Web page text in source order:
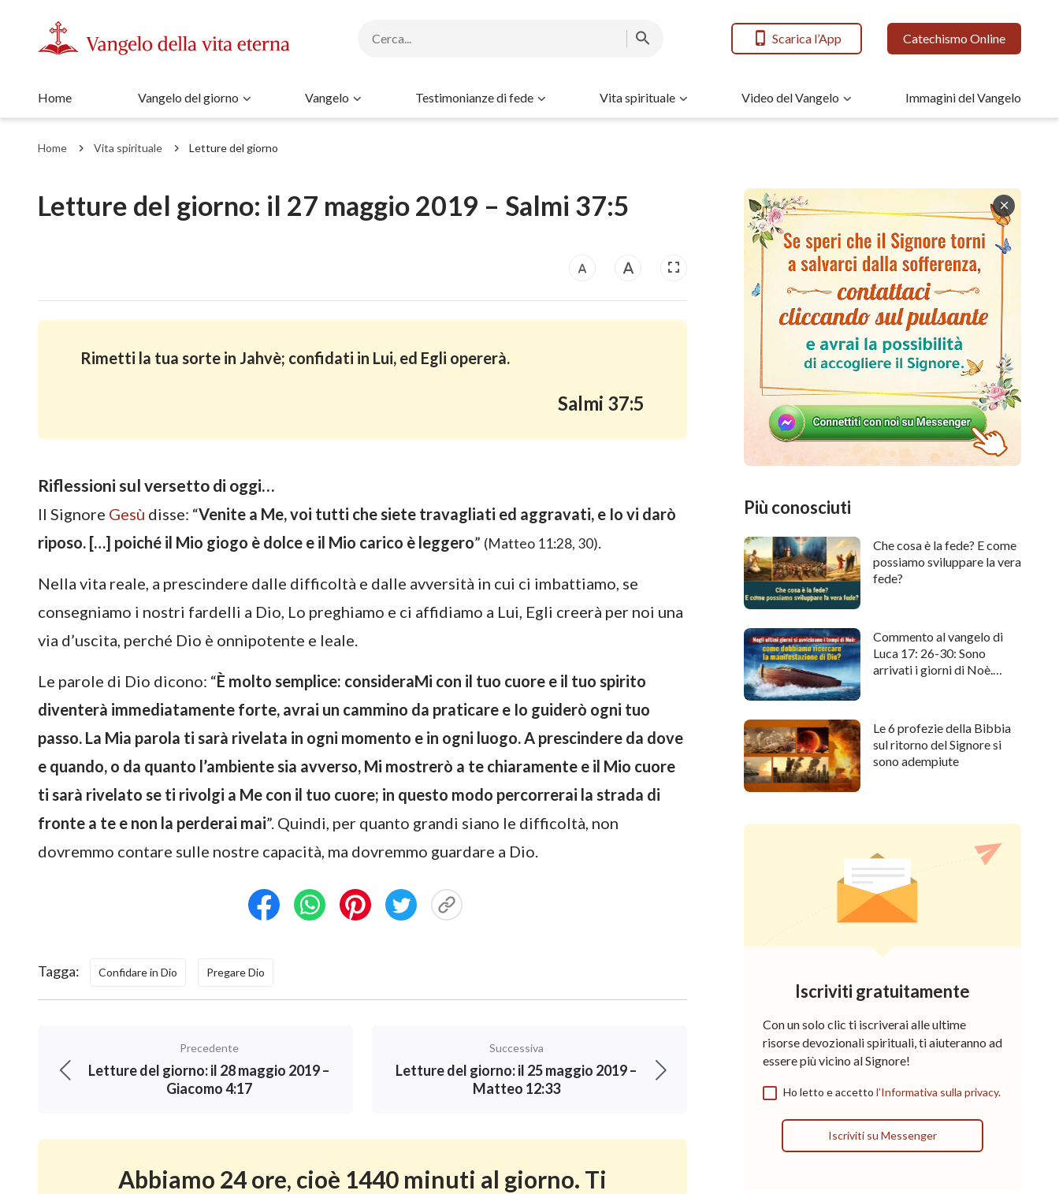
Scarica l’App Catechismo Online
Home Vangelo del giorno Vangelo Testimonianze di fede Vita spirituale Video del Vangelo Immagini del Vangelo
Home Vita spirituale Letture del giorno
Letture del giorno: il 27 maggio 2019 – Salmi 37:5
Rimetti la tua sorte in Jahvè; confidati in Lui, ed Egli opererà.
Salmi 37:5
Riflessioni sul versetto di oggi…
Il Signore Gesù disse: “Venite a Me, voi tutti che siete travagliati ed aggravati, e Io vi darò
riposo. […] poiché il Mio giogo è dolce e il Mio carico è leggero” (Matteo 11:28, 30).
Nella vita reale, a prescindere dalle difficoltà e dalle avversità in cui ci imbattiamo, se
consegniamo i nostri fardelli a Dio, Lo preghiamo e ci affidiamo a Lui, Egli creerà per noi una
via d’uscita, perché Dio è onnipotente e leale.
Le parole di Dio dicono: “È molto semplice: consideraMi con il tuo cuore e il tuo spirito
diventerà immediatamente forte, avrai un cammino da praticare e Io guiderò ogni tuo
passo. La Mia parola ti sarà rivelata in ogni momento e in ogni luogo. A prescindere da dove
e quando, o da quanto l’ambiente sia avverso, Mi mostrerò a te chiaramente e il Mio cuore
ti sarà rivelato se ti rivolgi a Me con il tuo cuore; in questo modo percorrerai la strada di
fronte a te e non la perderai mai”. Quindi, per quanto grandi siano le difficoltà, non
dovremmo contare sulle nostre capacità, ma dovremmo guardare a Dio.
Tagga: Confidare in Dio Pregare Dio
Precedente
Letture del giorno: il 28 maggio 2019 –
Giacomo 4:17
Successiva
Letture del giorno: il 25 maggio 2019 –
Matteo 12:33
Abbiamo 24 ore, cioè 1440 minuti al giorno. Ti
Più conosciuti
Che cosa è la fede? E come
possiamo sviluppare la vera
fede?
Commento al vangelo di
Luca 17: 26-30: Sono
arrivati i giorni di Noè.
Le 6 profezie della Bibbia
sul ritorno del Signore si
sono adempiute
Iscriviti gratuitamente
Con un solo clic ti iscriverai alle ultime
risorse devozionali spirituali, ti aiuteranno ad
essere più vicino al Signore!
Ho letto e accetto l’Informativa sulla privacy.
Iscriviti su Messenger